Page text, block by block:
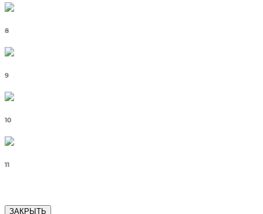
8
9
10
11
ЗАКРЫТЬ